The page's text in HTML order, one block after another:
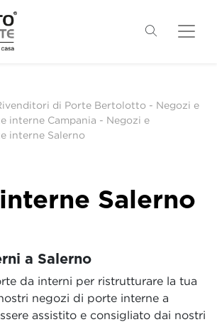
di Porte Bertolotto - Negozi e
interne Campania - Negozi e
interne Salerno
Salerno
a Salerno
da interni per ristrutturare la tua
negozi di porte interne a
assistito e consigliato dai nostri